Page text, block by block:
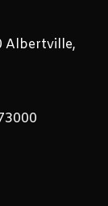
Albertville,